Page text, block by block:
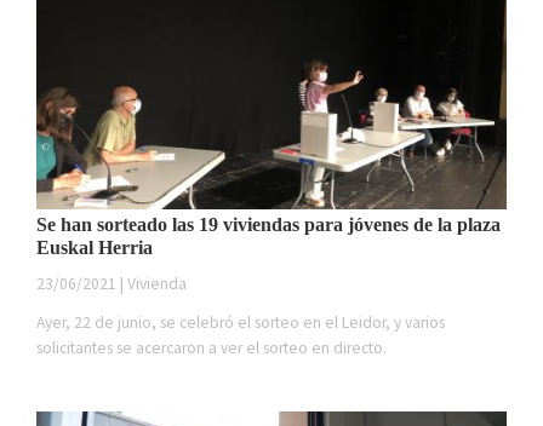
Se han sorteado las 19 viviendas para jóvenes de la plaza
Euskal Herria
23/06/2021 | Vivienda
Ayer, 22 de junio, se celebró el sorteo en el Leidor, y varios
solicitantes se acercaron a ver el sorteo en directo.